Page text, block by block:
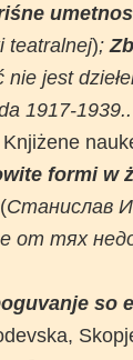
teatralnej);
nie jest
1917-
formi w
(Станислав
от тях
so